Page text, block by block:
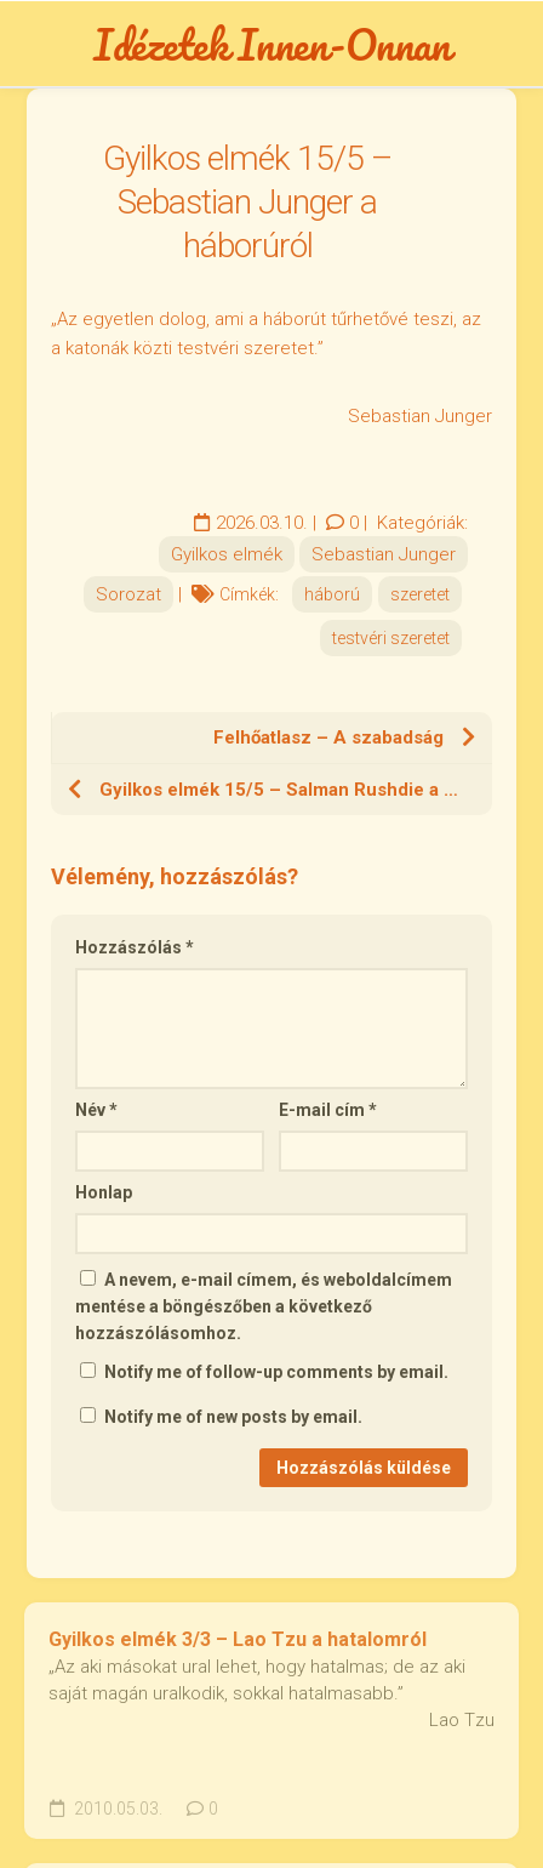
Idézetek Innen-Onnan
Gyilkos elmék 15/5 –
Sebastian Junger a
háborúról
„Az egyetlen dolog, ami a háborút tűrhetővé teszi, az
a katonák közti testvéri szeretet.”
Sebastian Junger
2026.03.10. | 0| Kategóriák:
Gyilkos elmék
Sebastian Junger
Sorozat
| Címkék: háború szeretet
testvéri szeretet
Felhőatlasz – A szabadság
Gyilkos elmék 15/5 – Salman Rushdie a szellemekről
Vélemény, hozzászólás?
Hozzászólás*
Név* E-mail cím*
Honlap
A nevem, e-mail címem, és weboldalcímem
mentése a böngészőben a következő
hozzászólásomhoz.
Notify me of follow-up comments by email.
Notify me of new posts by email.
Gyilkos elmék 3/3 – Lao Tzu a hatalomról
„Az aki másokat ural lehet, hogy hatalmas; de az aki
saját magán uralkodik, sokkal hatalmasabb.”
Lao Tzu
2010.05.03. 0